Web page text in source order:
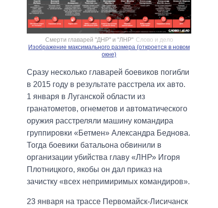
Смерти главарей "ДНР" и "ЛНР" Слово и дело
Изображение максимального размера (откроется в новом
окне)
Сразу несколько главарей боевиков погибли
в 2015 году в результате расстрела их авто.
1 января в Луганской области из
гранатометов, огнеметов и автоматического
оружия расстреляли машину командира
группировки «Бетмен» Александра Беднова.
Тогда боевики батальона обвинили в
организации убийства главу «ЛНР» Игоря
Плотницкого, якобы он дал приказ на
зачистку «всех непримиримых командиров».
23 января на трассе Первомайск-Лисичанск